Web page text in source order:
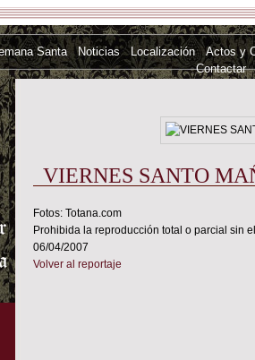
Santa Noticias Localización Actos y
Contactar
VIERNES SANTO
Fotos: Totana.com
Prohibida la reproducción total o parcial sin
06/04/2007
Volver al reportaje